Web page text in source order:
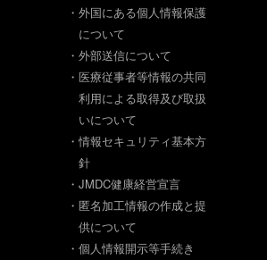
・外国にある個人情報保護
について
・外部送信について
・医療従事者等情報の共同
利用による取得及び取扱
いについて
・情報セキュリティ基本方
針
・JMDC健康経営宣言
・匿名加工情報の作成と提
供について
・個人情報開示等手続き